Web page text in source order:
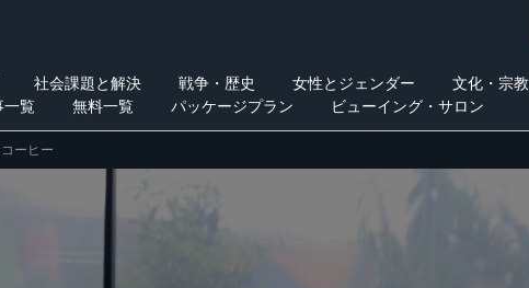
社会課題と解決 戦争・歴史 女性とジェンダー 文化・宗教
一覧 無料一覧 パッケージプラン ビューイング・サロン
ーヒー